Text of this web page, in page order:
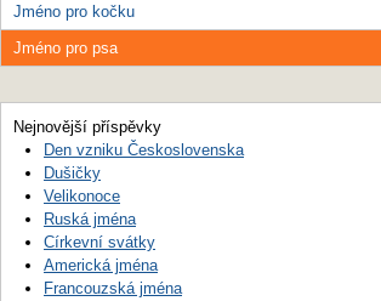
Jméno pro kočku
Jméno pro psa
Nejnovější příspěvky
Den vzniku Československa
Dušičky
Velikonoce
Ruská jména
Církevní svátky
Americká jména
Francouzská jména